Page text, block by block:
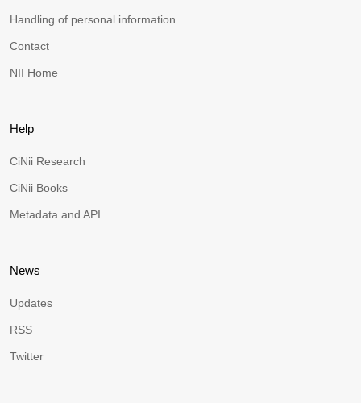
Handling of personal information
Contact
NII Home
Help
CiNii Research
CiNii Books
Metadata and API
News
Updates
RSS
Twitter